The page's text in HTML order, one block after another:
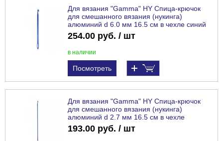
Для вязания "Gamma" HY Спица-крючок
для смешанного вязания (нукинга)
алюминий d 6.0 мм 16.5 см в чехле синий
254.00 руб. / шт
в наличии
Посмотреть
Для вязания "Gamma" HY Спица-крючок
для смешанного вязания (нукинга)
алюминий d 2.7 мм 16.5 см в чехле
голубой
193.00 руб. / шт